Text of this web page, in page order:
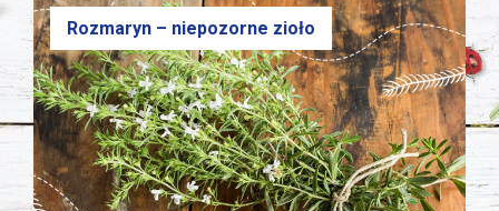
Rozmaryn – niepozorne zioło